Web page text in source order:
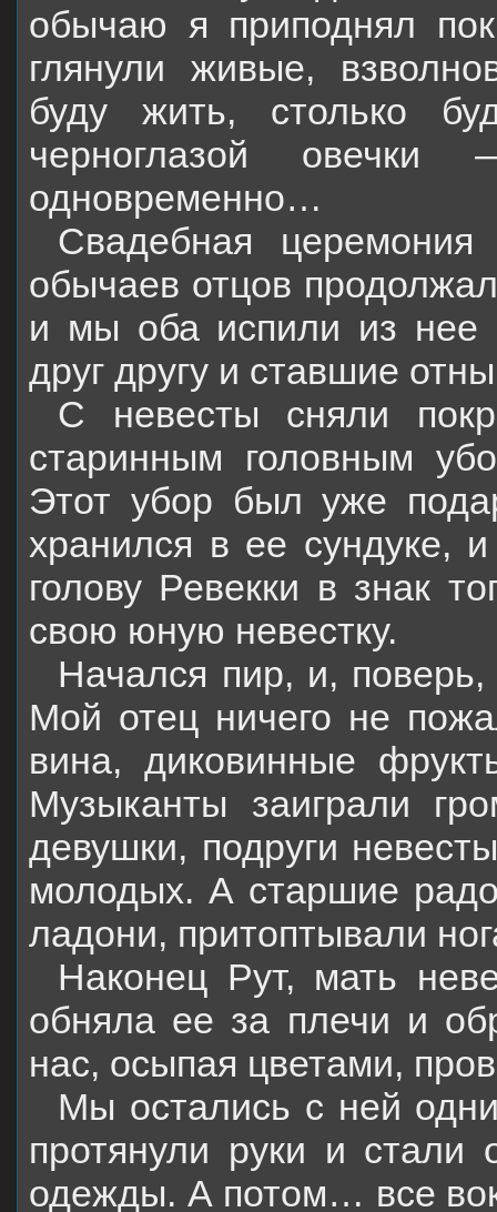
обычаю я приподнял
глянули живые,
буду жить, столько
черноглазой
одновременно…
Свадебная
обычаев отцов
и мы оба испили из нее
друг другу и ставшие
С невесты сняли
старинным головным
Этот убор был уже
хранился в ее сундуке,
голову Ревекки в знак
свою юную невестку.
Начался пир, и,
Мой отец ничего не
вина, диковинные
Музыканты заиграли
девушки, подруги
молодых. А старшие
ладони, притоптывали
Наконец Рут, мать
обняла ее за плечи и
нас, осыпая цветами,
Мы остались с ней
протянули руки и стали
одежды. А потом… все